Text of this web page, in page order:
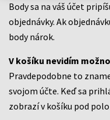
Body sa na váš účet
objednávky. Ak
body nárok.
V košíku nevidím
Pravdepodobne to
svojom účte. Keď sa
zobrazí v košíku pod